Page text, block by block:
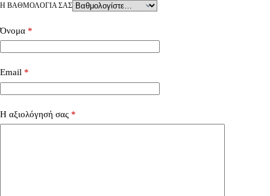
Η ΒΑΘΜΟΛΟΓΊΑ ΣΑΣ
Όνομα *
Email *
Η αξιολόγησή σας *